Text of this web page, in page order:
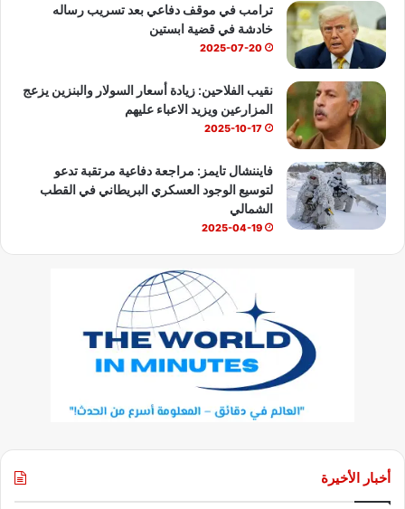
ترامب في موقف دفاعي بعد تسريب رساله
خادشة في قضية ابستين
2025-07-20
نقيب الفلاحين: زيادة أسعار السولار والبنزين يزعج
المزارعين ويزيد الاعباء عليهم
2025-10-17
فايننشال تايمز: مراجعة دفاعية مرتقبة تدعو
لتوسيع الوجود العسكري البريطاني في القطب
الشمالي
2025-04-19
أخبار الأخيرة